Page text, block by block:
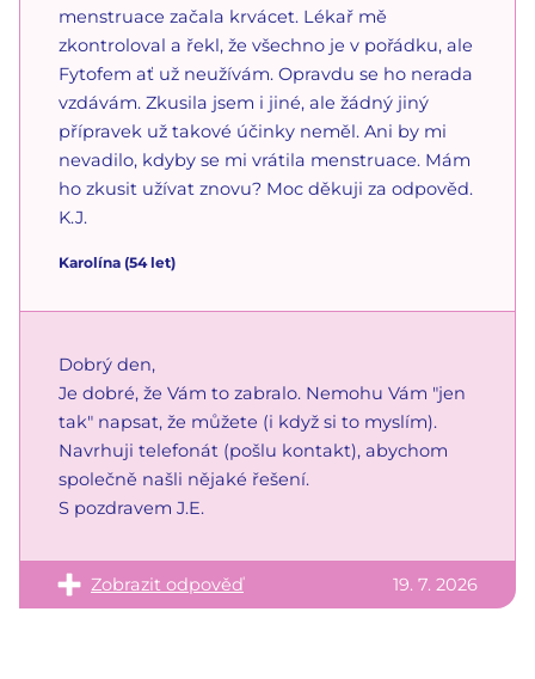
menstruace začala krvácet. Lékař mě
zkontroloval a řekl, že všechno je v pořádku, ale
Fytofem ať už neužívám. Opravdu se ho nerada
vzdávám. Zkusila jsem i jiné, ale žádný jiný
přípravek už takové účinky neměl. Ani by mi
nevadilo, kdyby se mi vrátila menstruace. Mám
ho zkusit užívat znovu? Moc děkuji za odpověd.
K.J.
Karolína (54 let)
Dobrý den,
Je dobré, že Vám to zabralo. Nemohu Vám "jen
tak" napsat, že můžete (i když si to myslím).
Navrhuji telefonát (pošlu kontakt), abychom
společně našli nějaké řešení.
S pozdravem J.E.
Zobrazit odpověď 19. 7. 2026